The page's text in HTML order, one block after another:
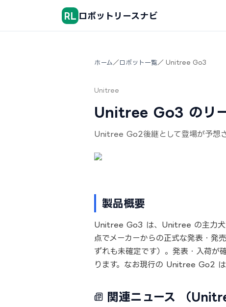
RL ロボットリースナビ
ホーム ／ ロボット一覧／ Unitree Go3
Unitree
Unitree Go3 のリ
Unitree Go2後継として登場が予想
製品概要
Unitree Go3 は、Unitree の主力犬
点でメーカーからの正式な発表・発
ずれも未確定です）。発表・入荷が
ります。なお現行の Unitree Go2 は
関連ニュース （